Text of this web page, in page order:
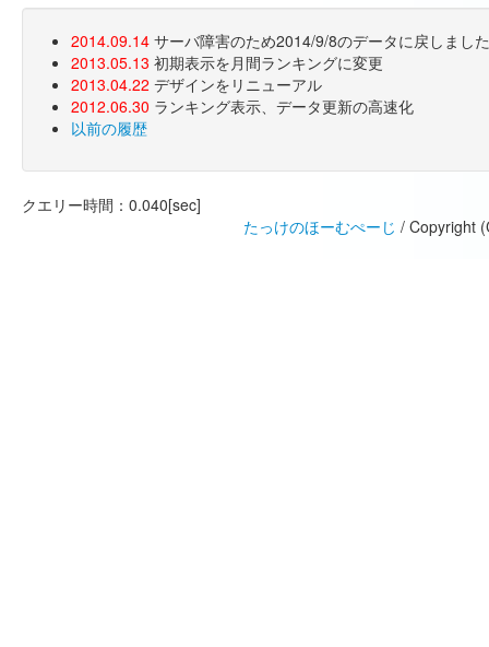
2014.09.14 サーバ障害のため2014/9/8のデータに戻しまし
2013.05.13 初期表示を月間ランキングに変更
2013.04.22 デザインをリニューアル
2012.06.30 ランキング表示、データ更新の高速化
以前の履歴
クエリー時間：0.040[sec]
たっけのほーむぺーじ / Copyright